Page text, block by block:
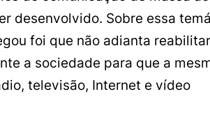
desenvolvido. Sobre essa
foi que não adianta
a sociedade para que a
televisão, Internet e vídeo